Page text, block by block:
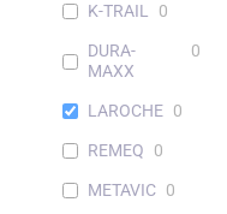
K-TRAIL 0
DURA-
MAXX
0
LAROCHE 0
REMEQ 0
METAVIC 0